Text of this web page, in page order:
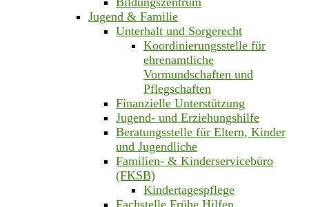
Jugend & Familie
Unterhalt und Sorgerecht
Koordinierungsstelle für
ehrenamtliche
Vormundschaften und
Pflegschaften
Finanzielle Unterstützung
Jugend- und Erziehungshilfe
Beratungsstelle für Eltern, Kinder
und Jugendliche
Familien- & Kinderservicebüro
(FKSB)
Kindertagespflege
Fachstelle Frühe Hilfen